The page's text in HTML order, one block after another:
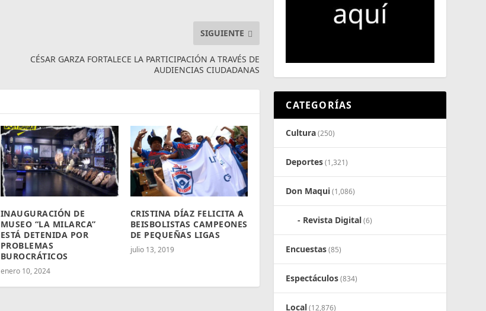
SIGUIENTE
CÉSAR GARZA FORTALECE LA PARTICIPACIÓN A TRAVÉS DE
AUDIENCIAS CIUDADANAS
INAUGURACIÓN DE
MUSEO “LA MILARCA”
ESTÁ DETENIDA POR
PROBLEMAS
BUROCRÁTICOS
enero 10, 2024
CRISTINA DÍAZ FELICITA A
BEISBOLISTAS CAMPEONES
DE PEQUEÑAS LIGAS
julio 13, 2019
CATEGORÍAS
Cultura(250)
Deportes(1,321)
Don Maqui(1,086)
Revista Digital(6)
Encuestas(85)
Espectáculos(834)
Local(12,876)